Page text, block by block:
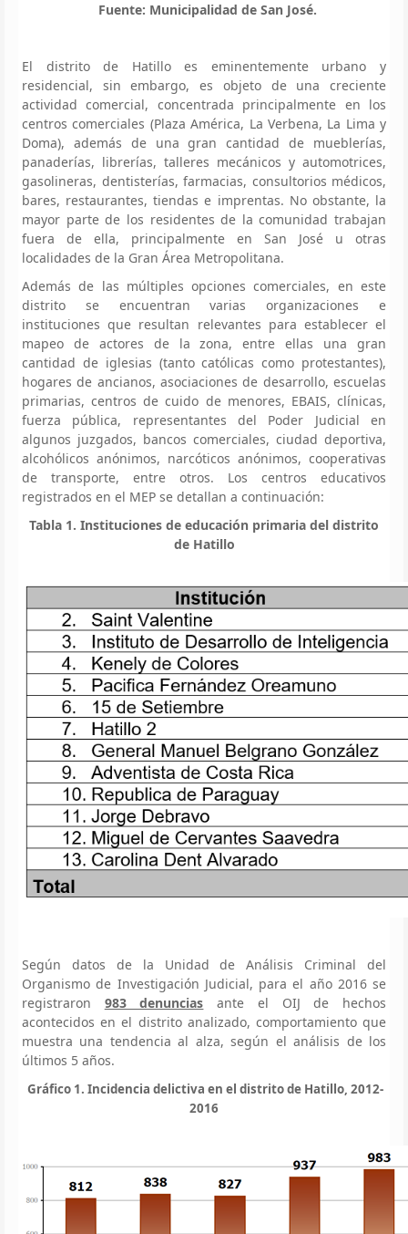
Fuente: Municipalidad de San José.
El distrito de Hatillo es eminentemente urbano y
residencial, sin embargo, es objeto de una creciente
actividad comercial, concentrada principalmente en los
centros comerciales (Plaza América, La Verbena, La Lima y
Doma), además de una gran cantidad de mueblerías,
panaderías, librerías, talleres mecánicos y automotrices,
gasolineras, dentisterías, farmacias, consultorios médicos,
bares, restaurantes, tiendas e imprentas. No obstante, la
mayor parte de los residentes de la comunidad trabajan
fuera de ella, principalmente en San José u otras
localidades de la Gran Área Metropolitana.
Además de las múltiples opciones comerciales, en este
distrito se encuentran varias organizaciones e
instituciones que resultan relevantes para establecer el
mapeo de actores de la zona, entre ellas una gran
cantidad de iglesias (tanto católicas como protestantes),
hogares de ancianos, asociaciones de desarrollo, escuelas
primarias, centros de cuido de menores, EBAIS, clínicas,
fuerza pública, representantes del Poder Judicial en
algunos juzgados, bancos comerciales, ciudad deportiva,
alcohólicos anónimos, narcóticos anónimos, cooperativas
de transporte, entre otros. Los centros educativos
registrados en el MEP se detallan a continuación:
Tabla 1. Instituciones de educación primaria del distrito
de Hatillo
Según datos de la Unidad de Análisis Criminal del
Organismo de Investigación Judicial, para el año 2016 se
registraron 983 denuncias ante el OIJ de hechos
acontecidos en el distrito analizado, comportamiento que
muestra una tendencia al alza, según el análisis de los
últimos 5 años.
Gráfico 1. Incidencia delictiva en el distrito de Hatillo, 2012-
2016